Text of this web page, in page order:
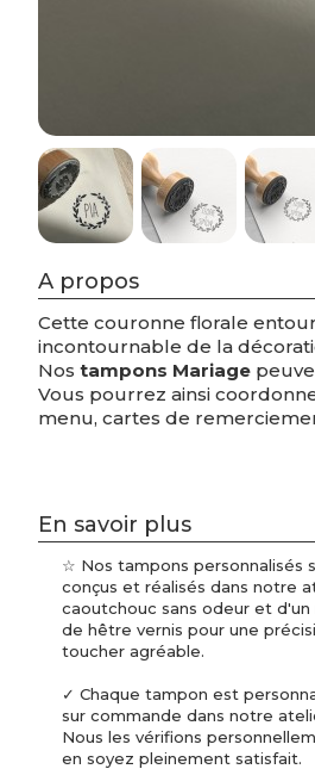
A propos
Cette couronne florale
incontournable de la
Nos tampons Mariage
Vous pourrez ainsi
menu, cartes de
En savoir plus
☆ Nos tampons personnalisés
conçus et réalisés dans notre
caoutchouc sans odeur et d'un
de hêtre vernis pour une
toucher agréable.
✓ Chaque tampon est
sur commande dans notre
Nous les vérifions
en soyez pleinement satisfait.